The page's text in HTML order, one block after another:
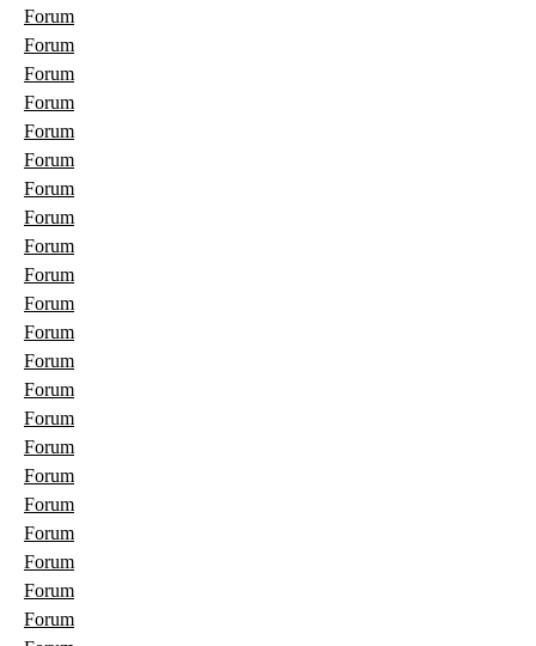
Forum
Forum
Forum
Forum
Forum
Forum
Forum
Forum
Forum
Forum
Forum
Forum
Forum
Forum
Forum
Forum
Forum
Forum
Forum
Forum
Forum
Forum